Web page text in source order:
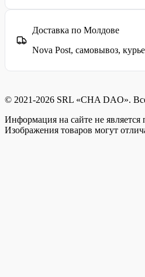
Доставка по Молдове
Nova Post, самовывоз,
© 2021-2026 SRL «CHA DAO».
Информация на сайте не
Изображения товаров могут